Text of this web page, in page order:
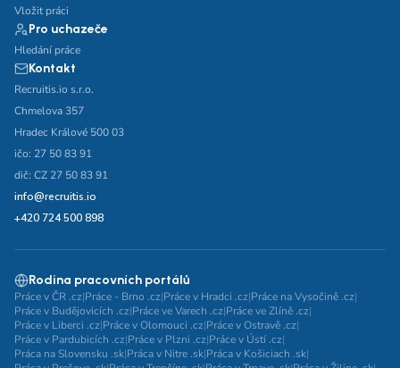
Vložit práci
Pro uchazeče
Hledání práce
Kontakt
Recruitis.io s.r.o.
Chmelova 357
Hradec Králové 500 03
ičo: 27 50 83 91
dič: CZ 27 50 83 91
info@recruitis.io
+420 724 500 898
Rodina pracovních portálů
Práce v ČR .cz|Práce - Brno .cz|Práce v Hradci .cz|Práce na Vysočině .cz|
Práce v Budějovicích .cz|Práce ve Varech .cz|Práce ve Zlíně .cz|
Práce v Liberci .cz|Práce v Olomouci .cz|Práce v Ostravě .cz|
Práce v Pardubicích .cz|Práce v Plzni .cz|Práce v Ústí .cz|
Práca na Slovensku .sk|Práca v Nitre .sk|Práca v Košiciach .sk|